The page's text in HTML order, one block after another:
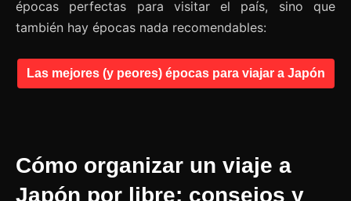
épocas perfectas para visitar el país, sino que
también hay épocas nada recomendables:
Las mejores (y peores) épocas para viajar a Japón
Cómo organizar un viaje a
Japón por libre: consejos y